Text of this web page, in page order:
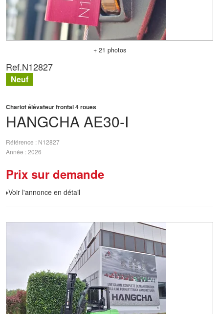
+ 21 photos
HANGCHAAE30-I
Chariot élévateur frontal 4 roues
Référence
N12827
Année 2026
Prix sur demande
Voir l'annonce en détail
Ref.N12827
Neuf